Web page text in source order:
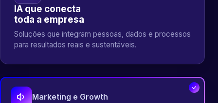
IA que conecta
toda a empresa
Soluções que integram pessoas, dados e processos
para resultados reais e sustentáveis.
Marketing e Growth